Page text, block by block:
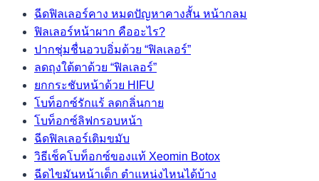
ฉีดฟิลเลอร์คาง หมดปัญหาคางสั้น หน้ากลม
ฟิลเลอร์หน้าผาก คืออะไร?
ปากชุ่มชื่นอวบอิ่มด้วย “ฟิลเลอร์”
ลดถุงใต้ตาด้วย “ฟิลเลอร์”
ยกกระชับหน้าด้วย HIFU
โบท็อกซ์รักแร้ ลดกลิ่นกาย
โบท็อกซ์ลิฟกรอบหน้า
ฉีดฟิลเลอร์เติมขมับ
วิธีเช็คโบท็อกซ์ของแท้ Xeomin Botox
ฉีดไขมันหน้าเด็ก ตำแหน่งไหนได้บ้าง